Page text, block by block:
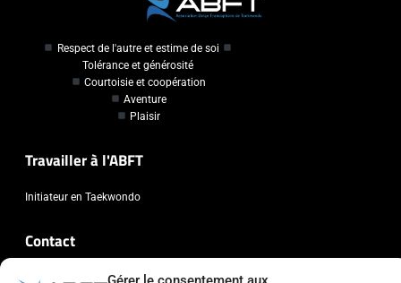
Respect de l'autre et estime de soi
Tolérance et générosité
Courtoisie et coopération
Aventure
Plaisir
Travailler à l'ABFT
Initiateur en Taekwondo
Contact
Association Belge Francophone de Taekwondo